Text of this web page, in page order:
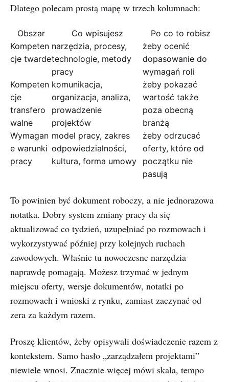
Dlatego polecam prostą mapę w trzech kolumnach:
Obszar Co wpisujesz
Po co to robisz
Kompeten
cje twarde
narzędzia, procesy,
technologie, metody
pracy
żeby ocenić
dopasowanie do
wymagań roli
Kompeten
cje
transfero
walne
komunikacja,
organizacja, analiza,
prowadzenie
projektów
żeby pokazać
wartość także
poza obecną
branżą
Wymagan
e warunki
pracy
model pracy, zakres
odpowiedzialności,
kultura, forma umowy
żeby odrzucać
oferty, które od
początku nie
pasują
To powinien być dokument roboczy, a nie jednorazowa
notatka. Dobry system zmiany pracy da się
aktualizować co tydzień, uzupełniać po rozmowach i
wykorzystywać później przy kolejnych ruchach
zawodowych. Właśnie tu nowoczesne narzędzia
naprawdę pomagają. Możesz trzymać w jednym
miejscu oferty, wersje dokumentów, notatki po
rozmowach i wnioski z rynku, zamiast zaczynać od
zera za każdym razem.
Proszę klientów, żeby opisywali doświadczenie razem z
kontekstem. Samo hasło „zarządzałem projektami”
niewiele wnosi. Znacznie więcej mówi skala, tempo